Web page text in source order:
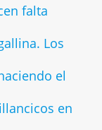
falta
Los
el
en